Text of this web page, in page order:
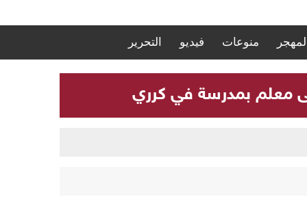
المهجر منوعات فيديو التحرير
معلم بمدرسة في كرري